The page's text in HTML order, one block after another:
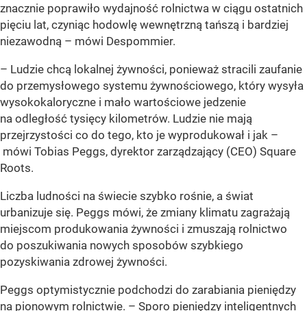
znacznie poprawiło wydajność rolnictwa w ciągu ostatnich
pięciu lat, czyniąc hodowlę wewnętrzną tańszą i bardziej
niezawodną – mówi Despommier.
– Ludzie chcą lokalnej żywności, ponieważ stracili zaufanie
do przemysłowego systemu żywnościowego, który wysyła
wysokokaloryczne i mało wartościowe jedzenie
na odległość tysięcy kilometrów. Ludzie nie mają
przejrzystości co do tego, kto je wyprodukował i jak –
mówi Tobias Peggs, dyrektor zarządzający (CEO) Square
Roots.
Liczba ludności na świecie szybko rośnie, a świat
urbanizuje się. Peggs mówi, że zmiany klimatu zagrażają
miejscom produkowania żywności i zmuszają rolnictwo
do poszukiwania nowych sposobów szybkiego
pozyskiwania zdrowej żywności.
Peggs optymistycznie podchodzi do zarabiania pieniędzy
na pionowym rolnictwie. – Sporo pieniędzy inteligentnych